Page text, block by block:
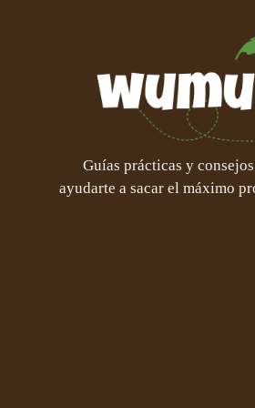
Guías prácticas y
ayudarte a sacar el máximo